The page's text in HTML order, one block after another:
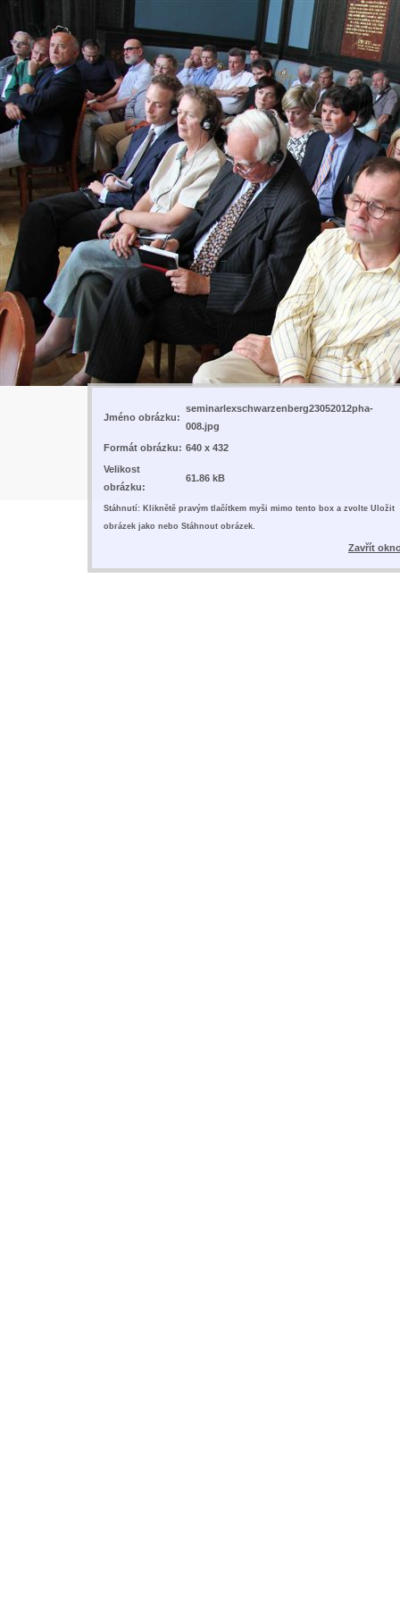
Jméno obrázku:
seminarlexschwarzenberg23052012pha-
008.jpg
Formát obrázku: 640 x 432
Velikost
obrázku:
61.86 kB
Stáhnutí: Kliknětě pravým tlačítkem myši mimo tento box a zvolte Uložit
obrázek jako nebo Stáhnout obrázek.
Zavřít